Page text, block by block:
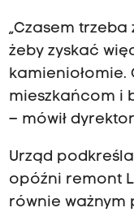
„Czasem
żeby zyskać
kamieniołomie.
mieszkańcom i
– mówił
Urząd
opóźni remont
równie ważnym